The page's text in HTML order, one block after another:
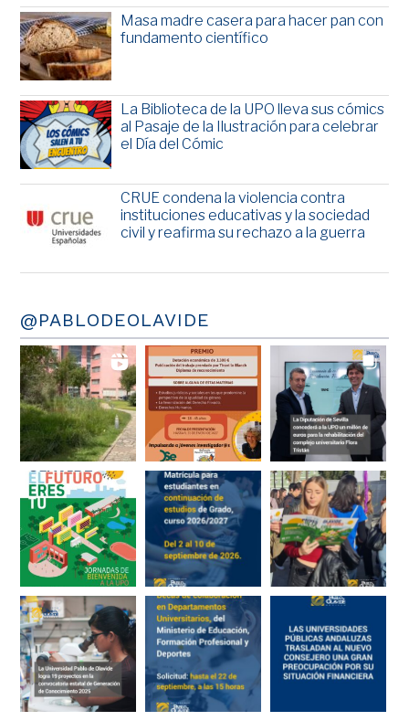
Masa madre casera para hacer pan con
fundamento científico
La Biblioteca de la UPO lleva sus cómics
al Pasaje de la Ilustración para celebrar
el Día del Cómic
CRUE condena la violencia contra
instituciones educativas y la sociedad
civil y reafirma su rechazo a la guerra
@PABLODEOLAVIDE